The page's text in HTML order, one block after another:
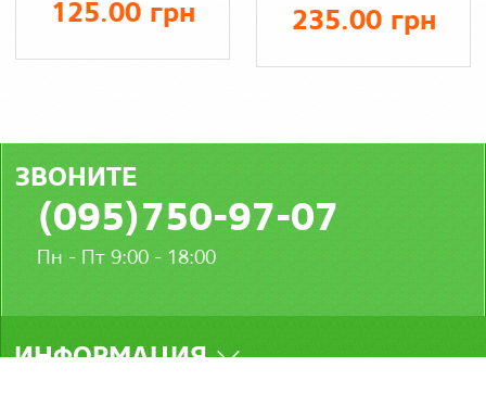
125.00 грн
вышивка ПУМА
малиновый),
235.00 грн
ЗВОНИТЕ
(095)750-97-07
Пн - Пт 9:00 - 18:00
ИНФОРМАЦИЯ